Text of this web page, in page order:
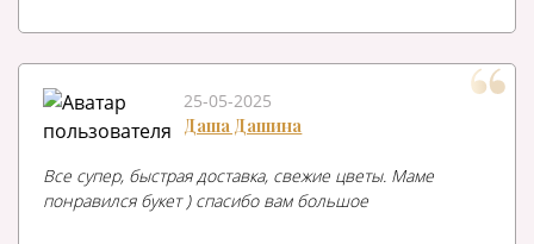
25-05-2025
Даша Дашина
Все супер, быстрая доставка, свежие цветы. Маме
понравился букет ) спасибо вам большое